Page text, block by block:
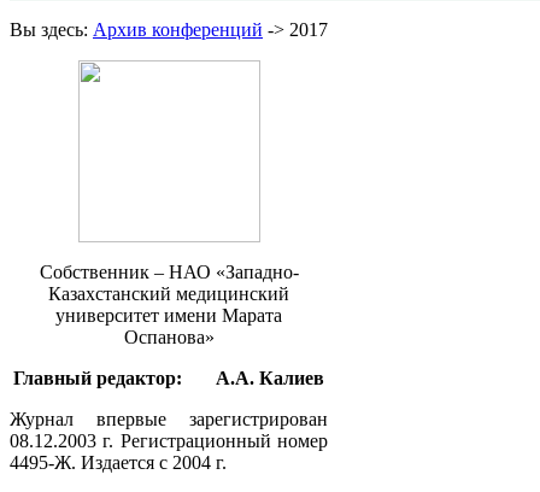
Вы здесь: Архив конференций -> 2017
Собственник – НАО «Западно-
Казахстанский медицинский
университет имени Марата
Оспанова»
Главный редактор: А.А. Калиев
Журнал впервые зарегистрирован
08.12.2003 г. Регистрационный номер
4495-Ж. Издается с 2004 г.